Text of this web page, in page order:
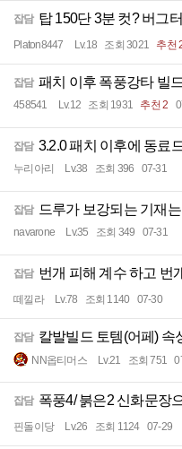
잡담 탑 150단 3분 컷? 버그
Platon8447 Lv.18 조회 3021 추천
잡담 패치 이후 폭풍강타 빌
458541 Lv.12 조회 1931 추천 2
잡담 3.2.0 패치 이후에 동료
누리아리 Lv.38 조회 396 07-31
잡담 드루가 보강되는 기재는
navarone Lv.35 조회 349 07-31
잡담 번개 피해 계수 하고 번
떼낄라 Lv.78 조회 1140 07-30
잡담 칼발빌드 토템(어페) 속
NN옵티머스 Lv.21 조회 751
잡담 폭풍4/ 붉은2 신화문장
핀돌이당 Lv.26 조회 1124 07-29